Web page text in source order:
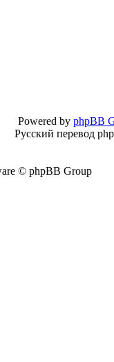
Powered by phpBB
Русский перевод
© phpBB Group